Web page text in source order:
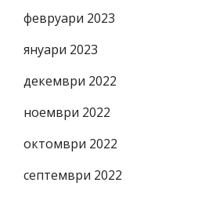
февруари 2023
януари 2023
декември 2022
ноември 2022
октомври 2022
септември 2022